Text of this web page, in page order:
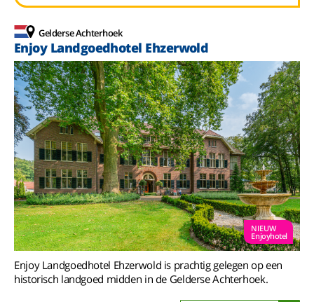
Gelderse Achterhoek
Enjoy Landgoedhotel Ehzerwold
NIEUW
Enjoyhotel
Enjoy Landgoedhotel Ehzerwold is prachtig gelegen op een
historisch landgoed midden in de Gelderse Achterhoek.